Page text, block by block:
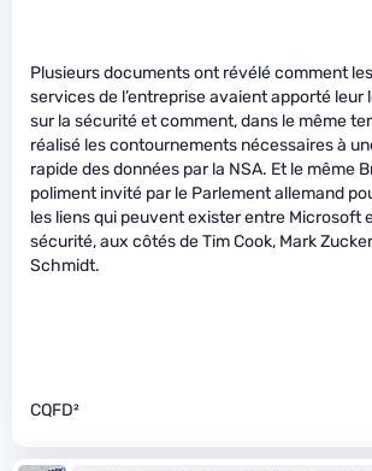
Plusieurs documents ont révélé comment
services de l’entreprise avaient apporté leur
sur la sécurité et comment, dans le même
réalisé les contournements nécessaires à
rapide des données par la NSA. Et le même
poliment invité par le Parlement allemand
les liens qui peuvent exister entre Microsoft
sécurité, aux côtés de Tim Cook, Mark
Schmidt.
CQFD²